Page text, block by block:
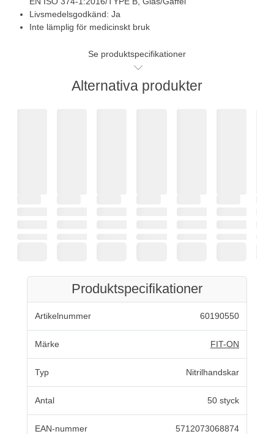
Livsmedelsgodkänd: Ja
Inte lämplig för medicinskt bruk
Se produktspecifikationer
Alternativa produkter
Produktspecifikationer
Artikelnummer 60190550
Märke FIT-ON
Typ Nitrilhandskar
Antal 50 styck
EAN-nummer 5712073068874